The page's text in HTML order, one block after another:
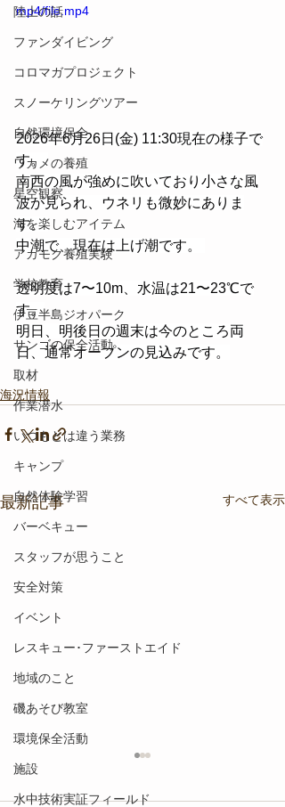
陸上の話
ファンダイビング
コロマガプロジェクト
スノーケリングツアー
自然環境保全
ワカメの養殖
星空観察
海を楽しむアイテム
アカモク養殖実験
学校教育
伊豆半島ジオパーク
サンゴの保全活動
取材
作業潜水
いつもとは違う業務
キャンプ
自然体験学習
バーベキュー
スタッフが思うこと
安全対策
イベント
レスキュー･ファーストエイド
地域のこと
磯あそび教室
環境保全活動
施設
水中技術実証フィールド
mp4/file.mp4
2026年6月26日(金) 11:30現在の様子で
す。
南西の風が強めに吹いており小さな風
波が見られ、ウネリも微妙にありま
す。
中潮で、現在は上げ潮です。
透明度は7〜10m、水温は21〜23℃で
す。
明日、明後日の週末は今のところ両
日、通常オープンの見込みです。
海況情報
最新記事 すべて表示